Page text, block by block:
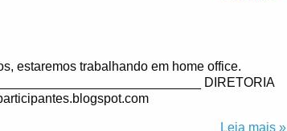
estaremos trabalhando em home office.
DIRETORIA
Leia mais »